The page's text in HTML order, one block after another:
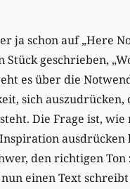
ja schon auf „Here
Stück geschrieben,
es über die
sich auszudrücken,
Die Frage ist, wie
ausdrücken
den richtigen Ton
einen Text